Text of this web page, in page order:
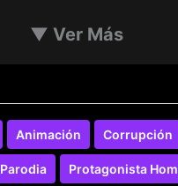
▼ Ver Más
Animación Corrupción
Parodia Protagonista